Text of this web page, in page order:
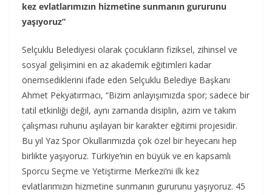
kez evlatlarımızın hizmetine sunmanın gururunu
yaşıyoruz”
Selçuklu Belediyesi olarak çocukların fiziksel, zihinsel ve
sosyal gelişimini en az akademik eğitimleri kadar
önemsediklerini ifade eden Selçuklu Belediye Başkanı
Ahmet Pekyatırmacı, “Bizim anlayışımızda spor; sadece bir
tatil etkinliği değil, aynı zamanda disiplin, azim ve takım
çalışması ruhunu aşılayan bir karakter eğitimi projesidir.
Bu yıl Yaz Spor Okullarımızda çok özel bir heyecanı hep
birlikte yaşıyoruz. Türkiye’nin en büyük ve en kapsamlı
Sporcu Seçme ve Yetiştirme Merkezi’ni ilk kez
evlatlarımızın hizmetine sunmanın gururunu yaşıyoruz. 45